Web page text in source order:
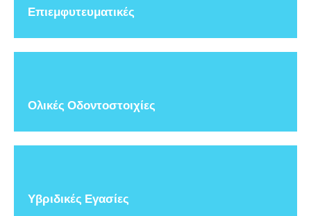
Επιεμφυτευματικές
Ολικές Οδοντοστοιχίες
Υβριδικές Εγασίες